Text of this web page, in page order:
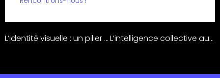
L’identité visuelle : un pilier pour votre société. L’intelligence collective au service de votre communication.